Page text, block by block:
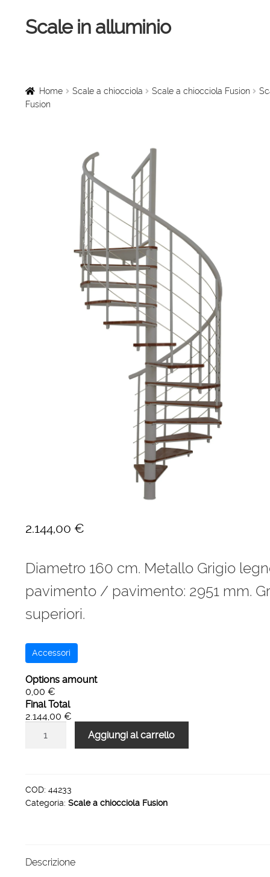
Vai
alla
Vai
al
Scale in alluminio
Scale a chiocciola
Scale in legno
Rampe di carico
Scale in alluminio
Parapetti Ringhiere Balaustre in acciaio e alluminio
Home Scale a chiocciola Scale a chiocciola Fusion
Fusion
Scala a chiocciola 160 cm
2.144,00 €
Diametro 160 cm. Metallo Grigio
pavimento / pavimento: 2951 mm.
superiori.
Accessori
Options amount
0,00 €
Final Total
2.144,00 €
cm
metallo
Fusion
Aggiungi al carrello
COD: 44233
Categoria: Scale a chiocciola Fusion
Descrizione